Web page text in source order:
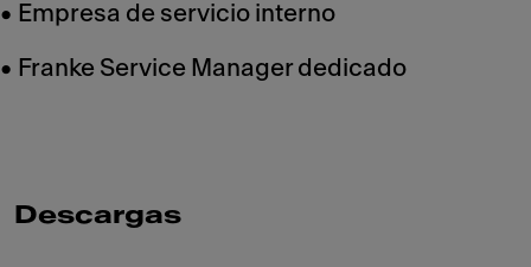
• Empresa de servicio interno
• Franke Service Manager dedicado
Descargas